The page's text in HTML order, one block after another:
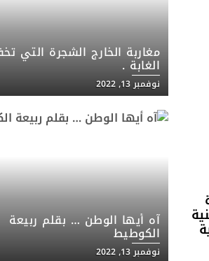
مغاربة الخارج الشجرة
الغابة .
نوفمبر 13, 2022
آه أيها الوطن … بقلم ربيعة
الكوطيط
نوفمبر 13, 2022